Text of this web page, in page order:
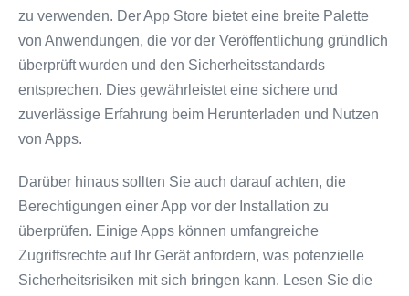
zu verwenden. Der App Store bietet eine breite Palette
von Anwendungen, die vor der Veröffentlichung gründlich
überprüft wurden und den Sicherheitsstandards
entsprechen. Dies gewährleistet eine sichere und
zuverlässige Erfahrung beim Herunterladen und Nutzen
von Apps.
Darüber hinaus sollten Sie auch darauf achten, die
Berechtigungen einer App vor der Installation zu
überprüfen. Einige Apps können umfangreiche
Zugriffsrechte auf Ihr Gerät anfordern, was potenzielle
Sicherheitsrisiken mit sich bringen kann. Lesen Sie die